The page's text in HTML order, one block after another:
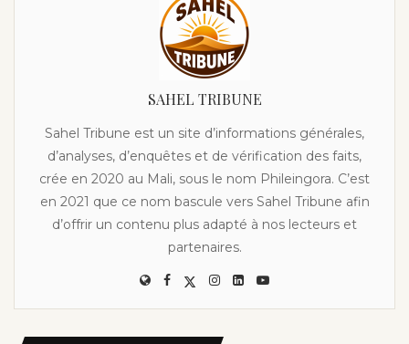
SAHEL TRIBUNE
Sahel Tribune est un site d’informations générales,
d’analyses, d’enquêtes et de vérification des faits,
crée en 2020 au Mali, sous le nom Phileingora. C’est
en 2021 que ce nom bascule vers Sahel Tribune afin
d’offrir un contenu plus adapté à nos lecteurs et
partenaires.